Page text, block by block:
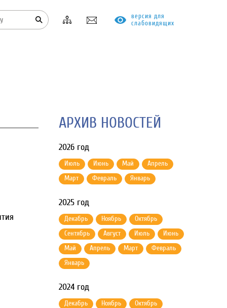
версия для
слабовидящих
АРХИВ НОВОСТЕЙ
2026 год
Июль Июнь Май
Апрель
Март
Февраль Январь
2025 год
Декабрь Ноябрь
Октябрь
Сентябрь
Август Июль
Июнь
Май
Апрель Март
Февраль
Январь
2024 год
Декабрь Ноябрь
Октябрь